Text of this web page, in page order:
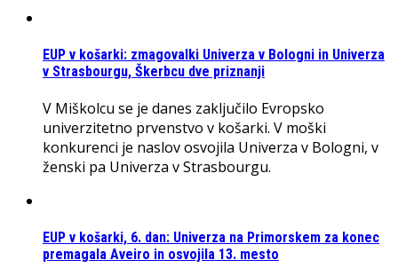
EUP v košarki: zmagovalki Univerza v Bologni in Univerza
v Strasbourgu, Škerbcu dve priznanji
V Miškolcu se je danes zaključilo Evropsko
univerzitetno prvenstvo v košarki. V moški
konkurenci je naslov osvojila Univerza v Bologni, v
ženski pa Univerza v Strasbourgu.
EUP v košarki, 6. dan: Univerza na Primorskem za konec
premagala Aveiro in osvojila 13. mesto